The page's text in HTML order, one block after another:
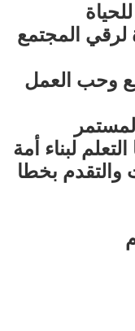
لرقي المجتمع
وحب العمل
لبناء أمة
والتقدم بخطا